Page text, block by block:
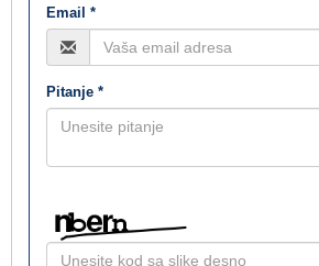
Email *
Pitanje *